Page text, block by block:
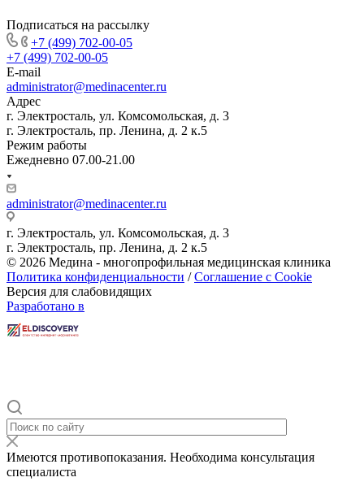
Подписаться на рассылку
+7 (499) 702-00-05
+7 (499) 702-00-05
E-mail
administrator@medinacenter.ru
Адрес
г. Электросталь, ул. Комсомольская, д. 3
г. Электросталь, пр. Ленина, д. 2 к.5
Режим работы
Ежедневно 07.00-21.00
administrator@medinacenter.ru
г. Электросталь, ул. Комсомольская, д. 3
г. Электросталь, пр. Ленина, д. 2 к.5
© 2026 Медина - многопрофильная медицинская клиника
Политика конфиденциальности /Соглашение с Cookie
Версия для слабовидящих
Разработано в
Имеются противопоказания. Необходима консультация
специалиста